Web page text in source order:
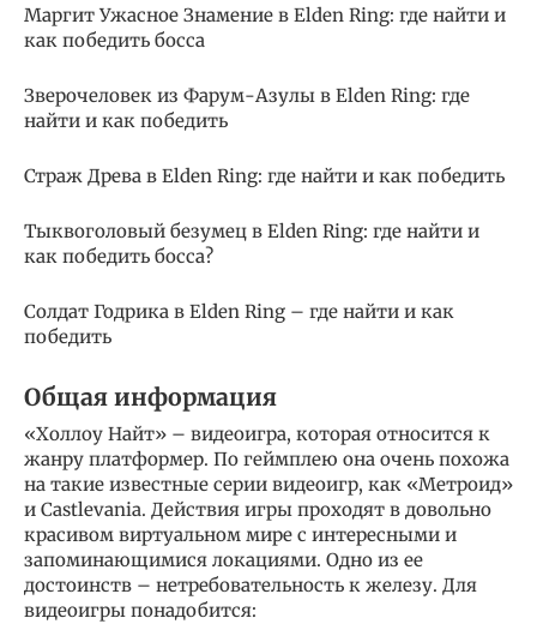
Маргит Ужасное Знамение в Elden Ring: где найти и
как победить босса
Зверочеловек из Фарум-Азулы в Elden Ring: где
найти и как победить
Страж Древа в Elden Ring: где найти и как победить
Тыквоголовый безумец в Elden Ring: где найти и
как победить босса?
Солдат Годрика в Elden Ring – где найти и как
победить
Общая информация
«Холлоу Найт» – видеоигра, которая относится к
жанру платформер. По геймплею она очень похожа
на такие известные серии видеоигр, как «Метроид»
и Castlevania. Действия игры проходят в довольно
красивом виртуальном мире с интересными и
запоминающимися локациями. Одно из ее
достоинств – нетребовательность к железу. Для
видеоигры понадобится: